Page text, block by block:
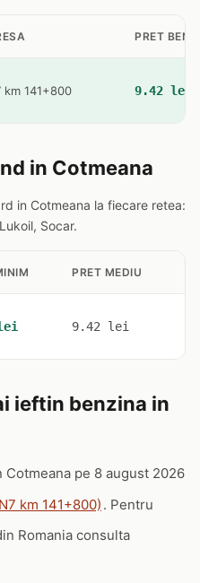
PRET
km 141+800 9.42 lei
in Cotmeana
in Cotmeana la fiecare retea:
Socar.
PRET MEDIU
9.42 lei
ieftin benzina in
Cotmeana pe 8 august 2026
km 141+800) . Pentru
Romania consulta